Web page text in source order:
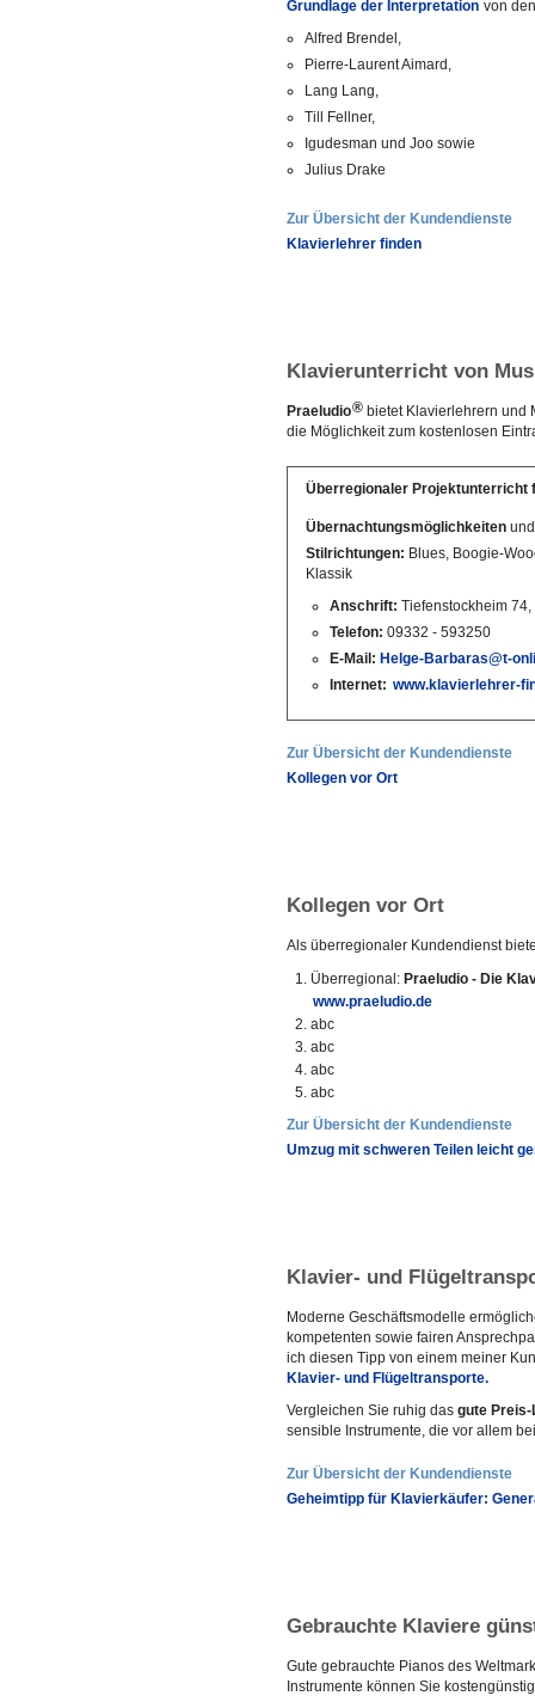
Grundlage der Interpretation von
Alfred Brendel,
Pierre-Laurent Aimard,
Lang Lang,
Till Fellner,
Igudesman und Joo sowie
Julius Drake
Zur Übersicht der Kundendienste
Klavierlehrer finden
Klavierunterricht von
Praeludio® bietet Klavierlehrern und
die Möglichkeit zum kostenlosen
Überregionaler Projektunterricht
Übernachtungsmöglichkeiten
Stilrichtungen: Blues, Boogie-
Klassik
Anschrift:Tiefenstockheim
Telefon:09332 - 593250
E-Mail: Helge-Barbaras@t-
Internet: www.klavierlehrer-
Zur Übersicht der Kundendienste
Kollegen vor Ort
Kollegen vor Ort
Als überregionaler Kundendienst
Überregional: Praeludio - Die
www.praeludio.de
abc
abc
abc
abc
Zur Übersicht der Kundendienste
Umzug mit schweren Teilen leicht
Klavier- und
Moderne Geschäftsmodelle
kompetenten sowie fairen
ich diesen Tipp von einem meiner
Klavier- und Flügeltransporte.
Vergleichen Sie ruhig dasgute
sensible Instrumente, die vor allem
Zur Übersicht der Kundendienste
Geheimtipp für Klavierkäufer:
Gebrauchte Klaviere
Gute gebrauchte Pianos des
Instrumente können Sie